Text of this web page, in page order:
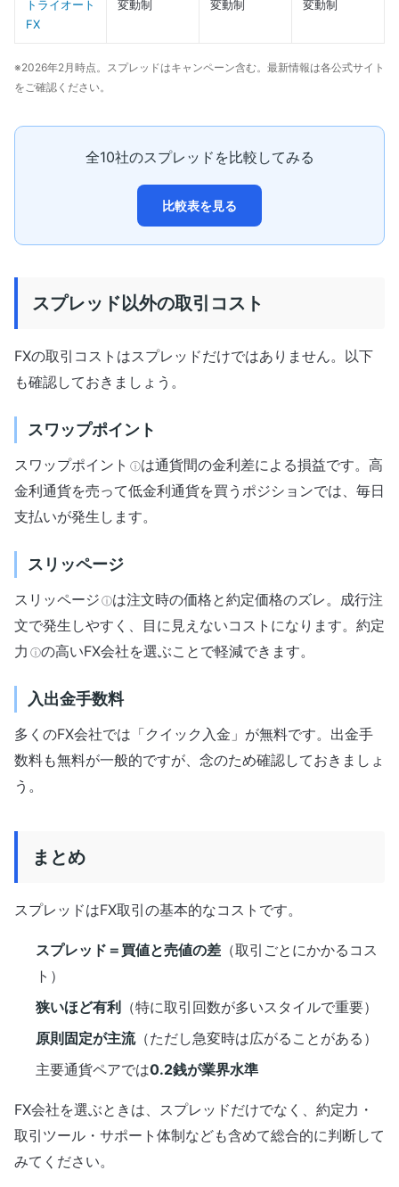
トライオート
FX
変動制 変動制 変動制
※2026年2月時点。スプレッドはキャンペーン含む。最新情報は各公式サイト
をご確認ください。
全10社のスプレッドを比較してみる
比較表を見る
スプレッド以外の取引コスト
FXの取引コストはスプレッドだけではありません。以下
も確認しておきましょう。
スワップポイント
スワップポイント ⓘは通貨間の金利差による損益です。高
金利通貨を売って低金利通貨を買うポジションでは、毎日
支払いが発生します。
スリッページ
スリッページ ⓘは注文時の価格と約定価格のズレ。成行注
文で発生しやすく、目に見えないコストになります。 約定
力 ⓘの高いFX会社を選ぶことで軽減できます。
入出金手数料
多くのFX会社では「クイック入金」が無料です。出金手
数料も無料が一般的ですが、念のため確認しておきましょ
う。
まとめ
スプレッドはFX取引の基本的なコストです。
スプレッド＝買値と売値の差 （取引ごとにかかるコス
ト）
狭いほど有利
（特に取引回数が多いスタイルで重要）
原則固定が主流（ただし急変時は広がることがある）
主要通貨ペアでは0.2銭が業界水準
FX会社を選ぶときは、スプレッドだけでなく、約定力・
取引ツール・サポート体制なども含めて総合的に判断して
みてください。